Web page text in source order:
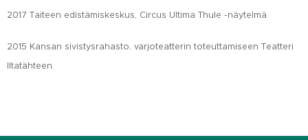
2017 Taiteen edistämiskeskus, Circus Ultima Thule -näytelmä
2015 Kansan sivistysrahasto, varjoteatterin toteuttamiseen Teatteri
Iltatähteen